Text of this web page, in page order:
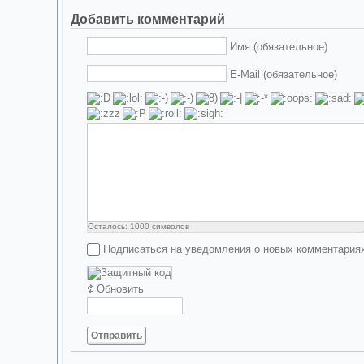
Добавить комментарий
Имя (обязательное)
E-Mail (обязательное)
Осталось: 1000 символов
Подписаться на уведомления о новых
Обновить
Отправить